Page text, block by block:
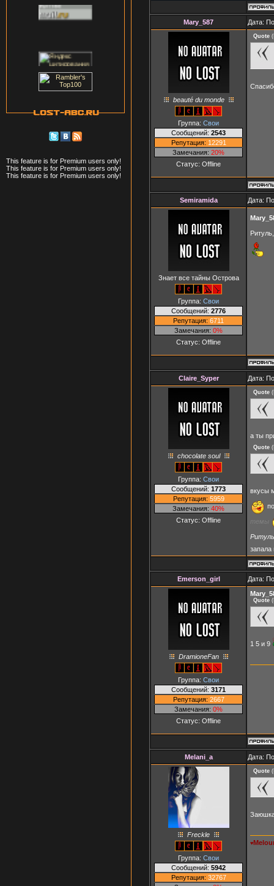
This feature is for Premium users only!
This feature is for Premium users only!
This feature is for Premium users only!
Mary_587 Дата:
beauté du monde
Группа: Свои
Сообщений: 2543
Репутация: 12291
Замечания: 20%
Статус: Offline
Quote (
Semiramida Дата:
Знает все тайны Острова
Группа: Свои
Сообщений: 2776
Репутация: 6711
Замечания: 0%
Статус: Offline
Claire_Syper Дата:
chocolate soul
Группа: Свои
Сообщений: 1773
Репутация: 5959
Замечания: 40%
Статус: Offline
Quote (
а ты
Quote (
вкусы
темы
Emerson_girl Дата:
DramioneFan
Группа: Свои
Сообщений: 3171
Репутация: 2667
Замечания: 0%
Статус: Offline
Quote (
1 5 и 9
Melani_a Дата:
Freckle
Группа: Свои
Сообщений: 5942
Репутация: 32767
Quote (
♥